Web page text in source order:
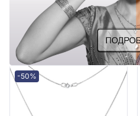
-50%